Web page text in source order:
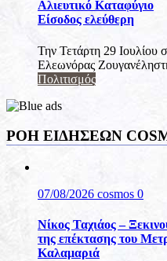
Αλιευτικό Καταφύγιο
Είσοδος ελεύθερη
Την Τετάρτη 29 Ιουλίου
Ελεωνόρας
Πολιτισμός
ΡΟΗ ΕΙΔΗΣΕΩΝ
07/08/2026 cosmos 0
Νίκος Ταχιάος –
της επέκτασης του
Καλαμαριά